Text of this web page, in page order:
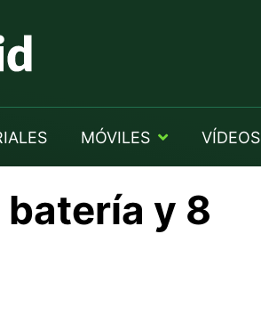
MÓVILES VÍDEOS
y 8